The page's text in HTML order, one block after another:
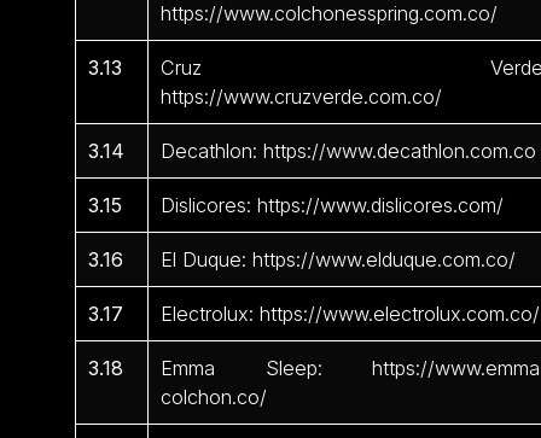
https://www.colchonesspring.com.co/
3.13
Cruz
https://www.cruzverde.com.co/
3.14 Decathlon: https://www.decathlon.com.co
3.15 Dislicores: https://www.dislicores.com/
3.16 El Duque: https://www.elduque.com.co/
3.17 Electrolux: https://www.electrolux.com.co/
3.18
Emma Sleep: https://
colchon.co/